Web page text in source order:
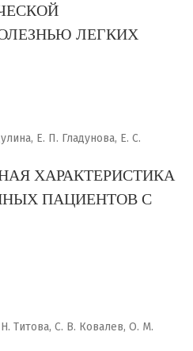
ЛЕГКИХ
Е. П. Гладунова, Е. С.
ХАРАКТЕРИСТИКА
ПАЦИЕНТОВ С
Титова, С. В. Ковалев, О. М.